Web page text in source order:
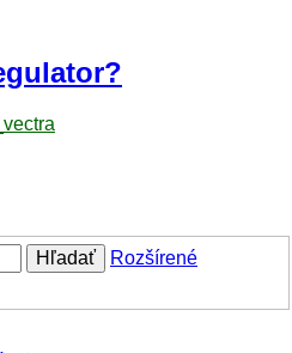
Hľadať
Rozšírené